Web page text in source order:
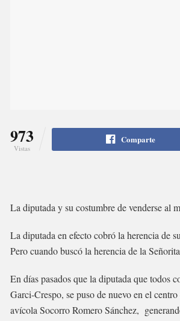
973
Vistas
Comparte
La diputada y su costumbre de venderse al
La diputada en efecto cobró la herencia de
Pero cuando buscó la herencia de la
En días pasados que la diputada que
Garci-Crespo, se puso de nuevo en el
avícola Socorro Romero Sánchez,